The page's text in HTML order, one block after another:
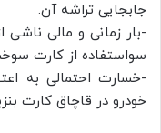
جابجایی تراشه آن.
-بار زمانی و مالی
سواستفاده از کارت
-خسارت احتمالی به
خودرو در قاچاق کارت